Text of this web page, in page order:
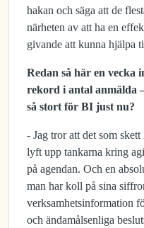
hakan och säga att de
närheten av att ha en
givande att kunna hjälpa
Redan så här en vecka
rekord i antal anmälda
så stort för BI just nu?
- Jag tror att det som
lyft upp tankarna kring
på agendan. Och en
man har koll på sina
verksamhetsinformation
och ändamålsenliga